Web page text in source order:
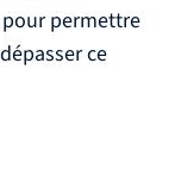
permettre
ce